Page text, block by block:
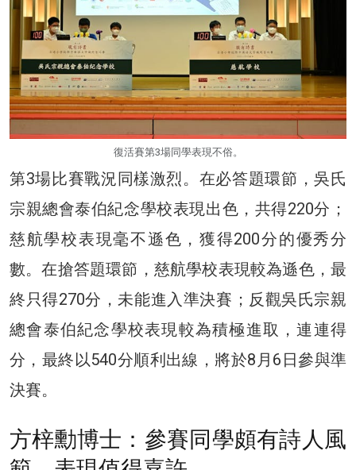
復活賽第3場同學表現不俗。
第3場比賽戰況同樣激烈。在必答題環節，吳氏
宗親總會泰伯紀念學校表現出色，共得220分；
慈航學校表現毫不遜色，獲得200分的優秀分
數。在搶答題環節，慈航學校表現較為遜色，最
終只得270分，未能進入準決賽；反觀吳氏宗親
總會泰伯紀念學校表現較為積極進取，連連得
分，最終以540分順利出線，將於8月6日參與準
決賽。
方梓勳博士：參賽同學頗有詩人風